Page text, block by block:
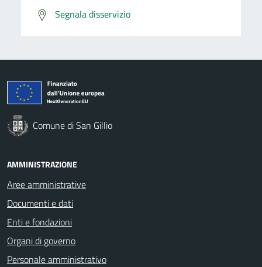
Segnala disservizio
Comune di San Gillio
AMMINISTRAZIONE
Aree amministrative
Documenti e dati
Enti e fondazioni
Organi di governo
Personale amministrativo